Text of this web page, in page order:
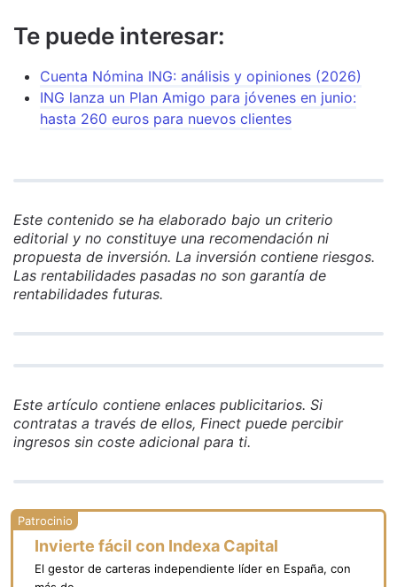
Te puede interesar:
Cuenta Nómina ING: análisis y opiniones (2026)
ING lanza un Plan Amigo para jóvenes en junio:
hasta 260 euros para nuevos clientes
Este contenido se ha elaborado bajo un criterio
editorial y no constituye una recomendación ni
propuesta de inversión. La inversión contiene riesgos.
Las rentabilidades pasadas no son garantía de
rentabilidades futuras.
Este artículo contiene enlaces publicitarios. Si
contratas a través de ellos, Finect puede percibir
ingresos sin coste adicional para ti.
Invierte fácil con Indexa Capital
El gestor de carteras independiente líder en España, con